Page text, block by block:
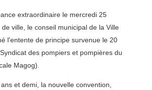
extraordinaire le mercredi 25
ville, le conseil municipal de la Ville
l'entente de principe survenue le 20
des pompiers et pompières du
Magog).
et demi, la nouvelle convention,